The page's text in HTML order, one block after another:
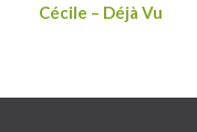
Cécile – Déjà Vu